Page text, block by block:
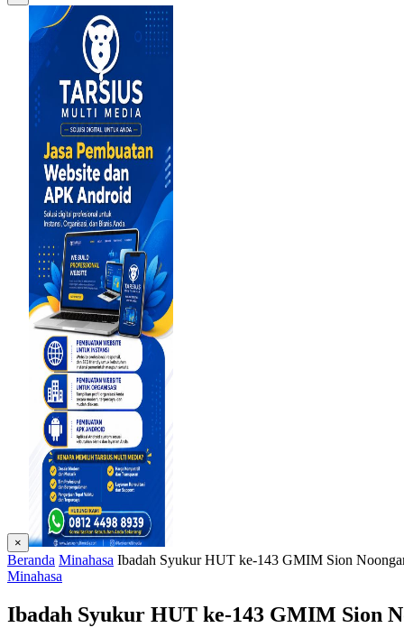
×
Beranda Minahasa Ibadah Syukur HUT ke-143 GMIM Sion
Minahasa
Ibadah Syukur HUT ke-143 GMIM Sion